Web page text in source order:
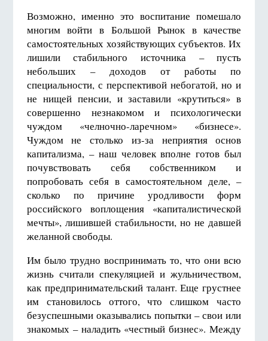
Возможно, именно это воспитание помешало
многим войти в Большой Рынок в качестве
самостоятельных хозяйствующих субъектов. Их
лишили стабильного источника – пусть
небольших – доходов от работы по
специальности, с перспективой небогатой, но и
не нищей пенсии, и заставили «крутиться» в
совершенно незнакомом и психологически
чуждом «челночно-ларечном» «бизнесе».
Чуждом не столько из-за неприятия основ
капитализма, – наш человек вполне готов был
почувствовать себя собственником и
попробовать себя в самостоятельном деле, –
сколько по причине уродливости форм
российского воплощения «капиталистической
мечты», лишившей стабильности, но не давшей
желанной свободы.
Им было трудно воспринимать то, что они всю
жизнь считали спекуляцией и жульничеством,
как предпринимательский талант. Еще грустнее
им становилось оттого, что слишком часто
безуспешными оказывались попытки – свои или
знакомых – наладить «честный бизнес». Между